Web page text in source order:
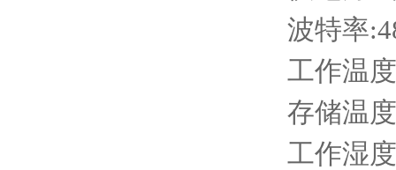
波特率
工作温
存储温
工作湿